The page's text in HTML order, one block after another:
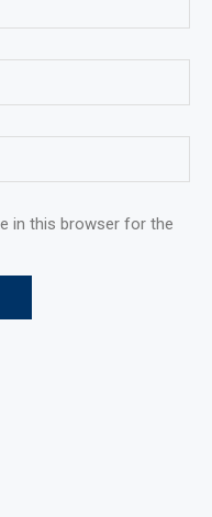
in this browser for the